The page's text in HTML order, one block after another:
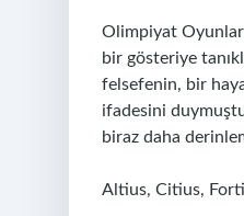
Olimpiyat
bir gösteriye
felsefenin, bir
ifadesini
biraz daha
Altius, Citius,